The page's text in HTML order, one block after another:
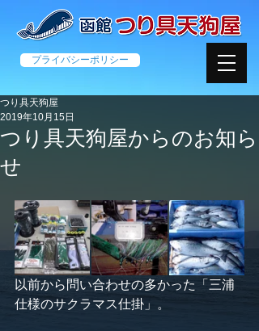
プライバシーポリシー
つり具天狗屋からのお知ら
せ
つり具天狗屋
2019年10月15日
以前から問い合わせの多かった「三浦
仕様のサクラマス仕掛」。